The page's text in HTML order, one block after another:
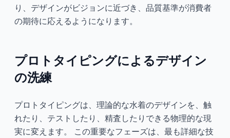
り、デザインがビジョンに近づき、品質基準が消費者
の期待に応えるようになります。
プロトタイピングによるデザイン
の洗練
プロトタイピングは、理論的な水着のデザインを、触
れたり、テストしたり、精査したりできる物理的な現
実に変えます。 この重要なフェーズは、最も詳細な技